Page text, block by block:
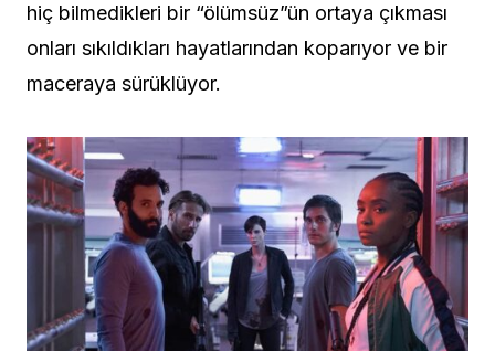
hiç bilmedikleri bir “ölümsüz”ün ortaya çıkması
onları sıkıldıkları hayatlarından koparıyor ve bir
maceraya sürüklüyor.